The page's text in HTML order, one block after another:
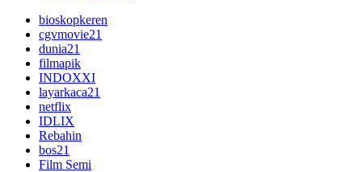
bioskopkeren
cgvmovie21
dunia21
filmapik
INDOXXI
layarkaca21
netflix
IDLIX
Rebahin
bos21
Film Semi